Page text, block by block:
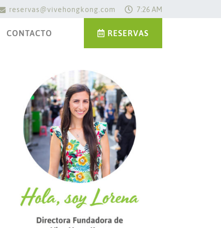
reservas@vivehongkong.com 7:26 AM
CONTACTO RESERVAS